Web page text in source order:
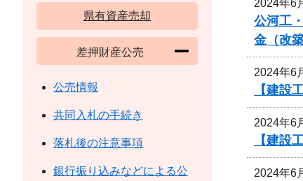
2024年6
公河工
金（改
2024年6
【建設
2024年6
【建設
2024年6
県有資産売却
差押財産公売
公売情報
共同入札の手続き
落札後の注意事項
銀行振り込みなどによる公